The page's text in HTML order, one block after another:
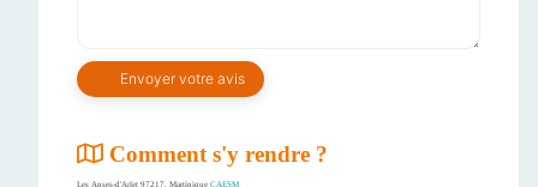
Comment s'y rendre ?
Les Anses-d'Arlet 97217, Martinique CAESM